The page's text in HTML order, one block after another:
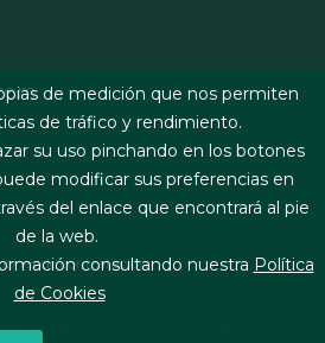
de contratación
de medición que nos permiten
de tráfico y rendimiento.
su uso pinchando en los botones
modificar sus preferencias en
del enlace que encontrará al pie
de la web.
consultando nuestra Política
de Cookies